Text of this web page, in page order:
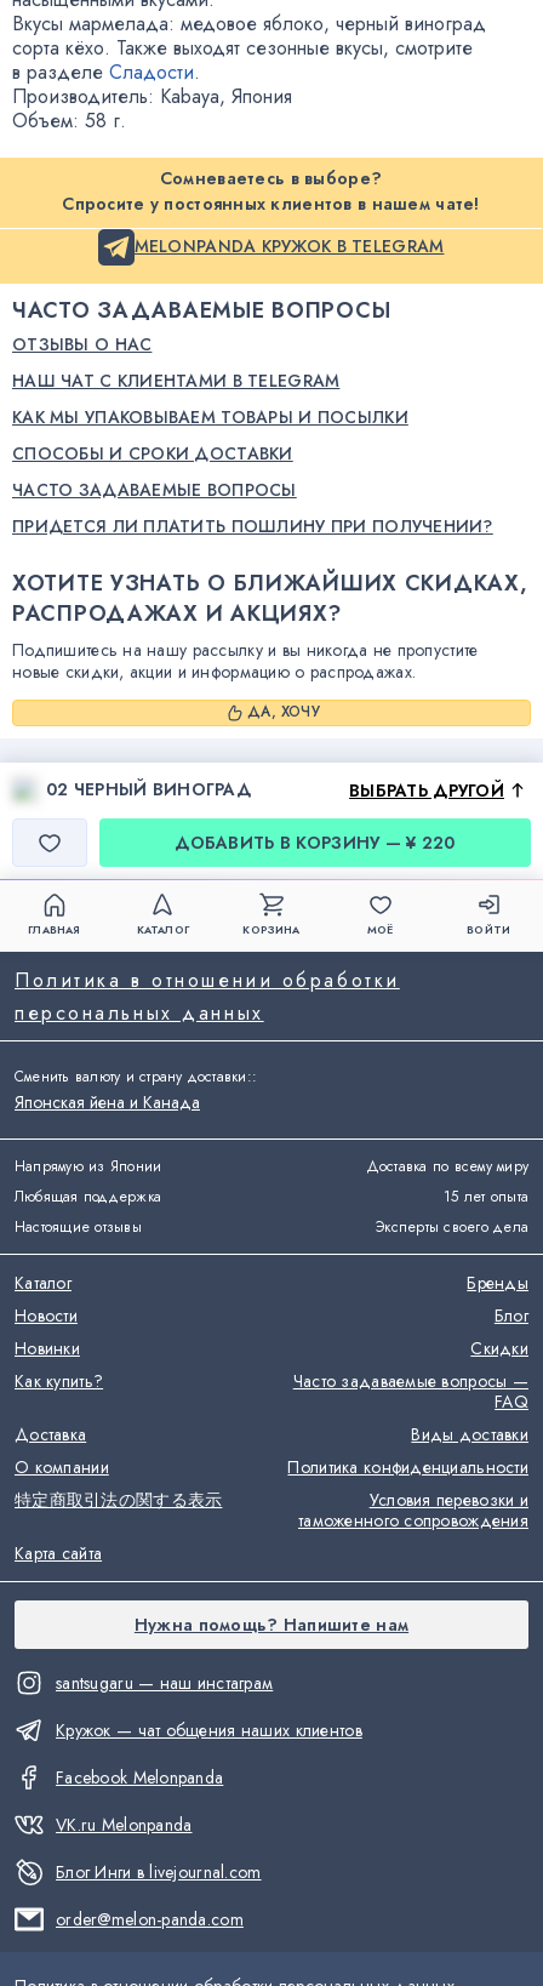
Вкусы мармелада: медовое яблоко, черный виноград
сорта кёхо. Также выходят сезонные вкусы, смотрите
в разделе Сладости.
Производитель: Kabaya, Япония
Объем: 58 г.
Сомневаетесь в выборе?
Спросите у постоянных клиентов в нашем чате!
MELONPANDA КРУЖОК В TELEGRAM
ЧАСТО ЗАДАВАЕМЫЕ ВОПРОСЫ
ОТЗЫВЫ О НАС
НАШ ЧАТ С КЛИЕНТАМИ В TELEGRAM
КАК МЫ УПАКОВЫВАЕМ ТОВАРЫ И ПОСЫЛКИ
СПОСОБЫ И СРОКИ ДОСТАВКИ
ЧАСТО ЗАДАВАЕМЫЕ ВОПРОСЫ
ПРИДЕТСЯ ЛИ ПЛАТИТЬ ПОШЛИНУ ПРИ ПОЛУЧЕНИИ?
ХОТИТЕ УЗНАТЬ О БЛИЖАЙШИХ СКИДКАХ,
РАСПРОДАЖАХ И АКЦИЯХ?
Подпишитесь на нашу рассылку и вы никогда не пропустите
новые скидки, акции и информацию о распродажах.
ДА, ХОЧУ
02 ЧЕРНЫЙ ВИНОГРАД ВЫБРАТЬ ДРУГОЙ
ДОБАВИТЬ В КОРЗИНУ — ¥ 220
ГЛАВНАЯ КАТАЛОГ КОРЗИНА МОЁ ВОЙТИ
Напрямую из Японии
Доставка по всему миру
Любящая поддержка
15 лет опыта
Настоящие отзывы
Эксперты своего дела
santsugaru — наш инстаграм
Кружок — чат общения наших клиентов
Facebook Melonpanda
VK.ru Melonpanda
Блог Инги в livejournal.com
order@melon-panda.com
Политика в отношении обработки
персональных данных
Каталог
Бренды
Новости
Блог
Новинки
Скидки
Как купить?
Часто задаваемые вопросы —
FAQ
Доставка
Виды доставки
О компании
Политика конфиденциальности
特定商取引法の関する表示
Условия перевозки и
таможенного сопровождения
Карта сайта
Сменить валюту и страну доставки::
Японская йена и Канада
Нужна помощь? Напишите нам